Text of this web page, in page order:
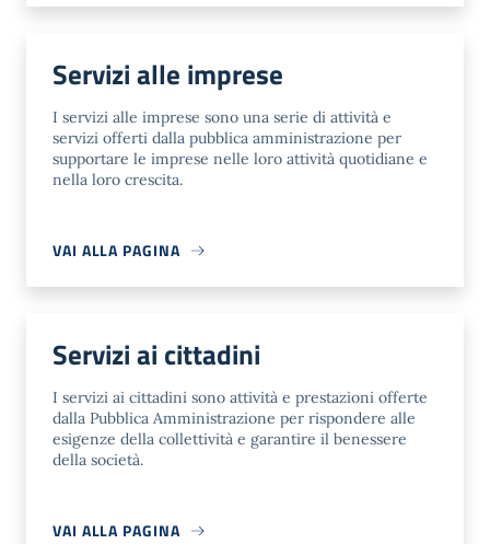
Servizi alle imprese
I servizi alle imprese sono una serie di attività e
servizi offerti dalla pubblica amministrazione per
supportare le imprese nelle loro attività quotidiane e
nella loro crescita.
VAI ALLA PAGINA
Servizi ai cittadini
I servizi ai cittadini sono attività e prestazioni offerte
dalla Pubblica Amministrazione per rispondere alle
esigenze della collettività e garantire il benessere
della società.
VAI ALLA PAGINA